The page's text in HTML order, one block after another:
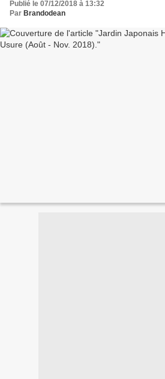
Publié le 07/12/2018 à 13:32
Par Brandodean